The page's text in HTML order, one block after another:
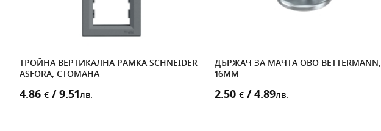
ТРОЙНА ВЕРТИКАЛНА РАМКА SCHNEIDER
ASFORA, СТОМАНА
4.86 € / 9.51лв.
ДЪРЖАЧ ЗА МАЧТА OBO BETTERMANN,
16MM
2.50 € / 4.89лв.